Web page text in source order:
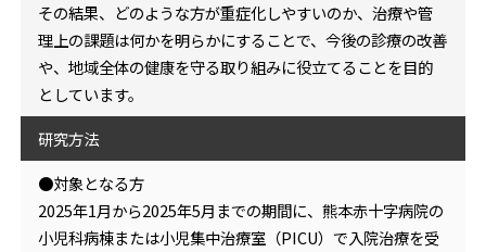
その結果、どのような方が重症化しやすいのか、治療や管
理上の課題は何かを明らかにすることで、今後の診療の改善
や、地域全体の健康を守る取り組みに役立てることを目的
としています。
研究方法
●対象となる方
2025年1月から2025年5月までの期間に、熊本赤十字病院の
小児科病棟または小児集中治療室（PICU）で入院治療を受